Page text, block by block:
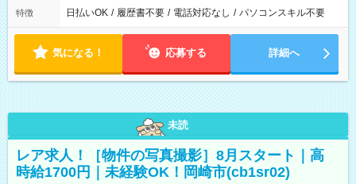
特徴 日払いOK / 履歴書不要 / 電話対応なし / パソコンスキル不要
気になる！ 応募する 詳細へ
未読
レア求人！［物件の写真撮影］8月スタート｜高
時給1700円｜未経験OK！岡崎市(cb1sr02)